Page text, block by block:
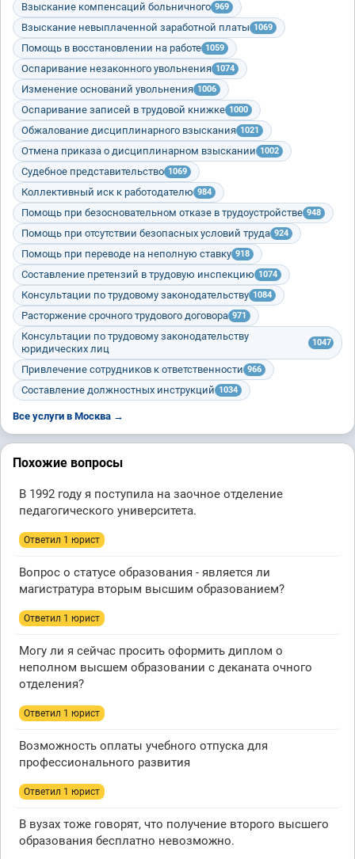
Взыскание компенсаций больничного 969
Взыскание невыплаченной заработной платы 1069
Помощь в восстановлении на работе 1059
Оспаривание незаконного увольнения 1074
Изменение оснований увольнения 1006
Оспаривание записей в трудовой книжке 1000
Обжалование дисциплинарного взыскания 1021
Отмена приказа о дисциплинарном взыскании 1002
Судебное представительство 1069
Коллективный иск к работодателю 984
Помощь при безосновательном отказе в трудоустройстве 948
Помощь при отсутствии безопасных условий труда 924
Помощь при переводе на неполную ставку 918
Составление претензий в трудовую инспекцию 1074
Консультации по трудовому законодательству 1084
Расторжение срочного трудового договора 971
Консультации по трудовому законодательству
юридических лиц
1047
Привлечение сотрудников к ответственности 966
Составление должностных инструкций 1034
Все услуги в Москва →
Похожие вопросы
В 1992 году я поступила на заочное отделение
педагогического университета.
Ответил 1 юрист
Вопрос о статусе образования - является ли
магистратура вторым высшим образованием?
Ответил 1 юрист
Могу ли я сейчас просить оформить диплом о
неполном высшем образовании с деканата очного
отделения?
Ответил 1 юрист
Возможность оплаты учебного отпуска для
профессионального развития
Ответил 1 юрист
В вузах тоже говорят, что получение второго высшего
образования бесплатно невозможно.